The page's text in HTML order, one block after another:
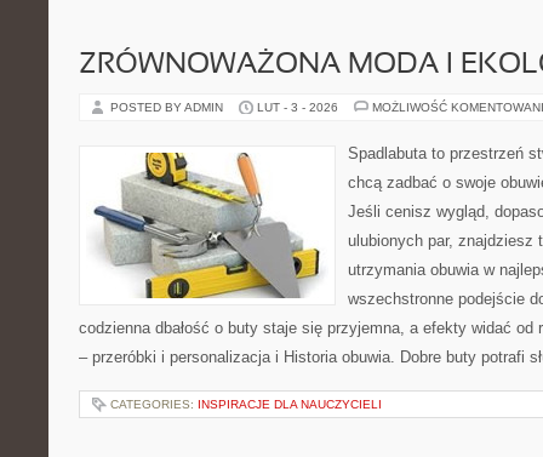
ZRÓWNOWAŻONA MODA I
POSTED BY ADMIN LUT - 3 - 2026 MOŻLIWOŚĆ
Spadlabuta to przestrzeń
chcą zadbać o swoje
Jeśli cenisz wygląd,
ulubionych par, znajdziesz
utrzymania obuwia w
wszechstronne podejście
codzienna dbałość o buty staje się przyjemna, a efekty widać od
– przeróbki i personalizacja i Historia obuwia. Dobre buty potrafi
CATEGORIES: INSPIRACJE DLA NAUCZYCIELI